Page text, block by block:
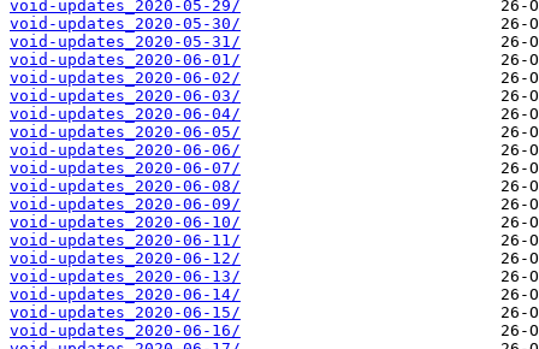
void-updates_2020-05-29/
void-updates_2020-05-30/
void-updates_2020-05-31/
void-updates_2020-06-01/
void-updates_2020-06-02/
void-updates_2020-06-03/
void-updates_2020-06-04/
void-updates_2020-06-05/
void-updates_2020-06-06/
void-updates_2020-06-07/
void-updates_2020-06-08/
void-updates_2020-06-09/
void-updates_2020-06-10/
void-updates_2020-06-11/
void-updates_2020-06-12/
void-updates_2020-06-13/
void-updates_2020-06-14/
void-updates_2020-06-15/
void-updates_2020-06-16/